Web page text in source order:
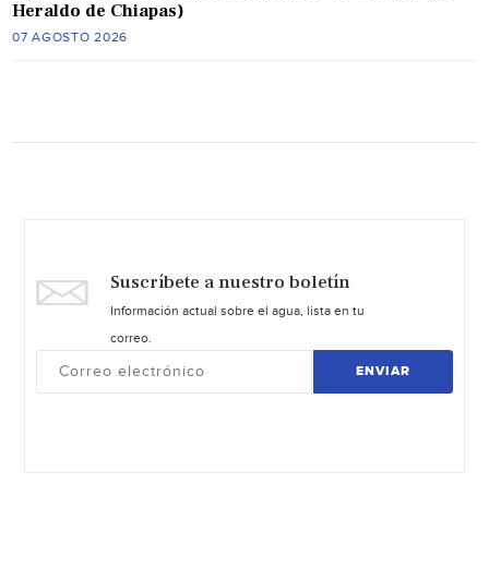
Heraldo de Chiapas)
07 AGOSTO 2026
Suscríbete a nuestro boletín
Información actual sobre el agua, lista en tu
correo.
ENVIAR